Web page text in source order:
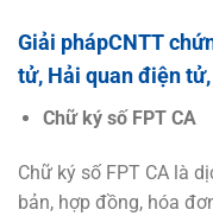
Giải phápCNTT
tử, Hải quan điện
Chữ ký số FPT CA
Chữ ký số FPT CA là
bản, hợp đồng, hóa